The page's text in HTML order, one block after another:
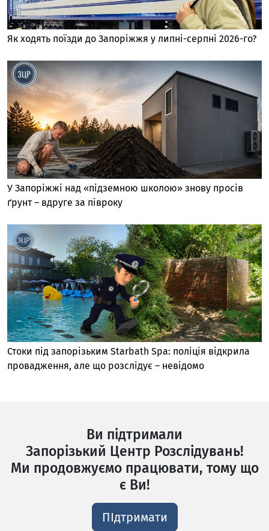
Як ходять поїзди до Запоріжжя у липні-серпні 2026-го?
У Запоріжжі над «підземною школою» знову просів
ґрунт – вдруге за півроку
Стоки під запорізьким Starbath Spa: поліція відкрила
провадження, але що розслідує – невідомо
Ви підтримали
Запорізький Центр Розслідувань!
Ми продовжуємо працювати, тому що
є Ви!
ПІдтримати